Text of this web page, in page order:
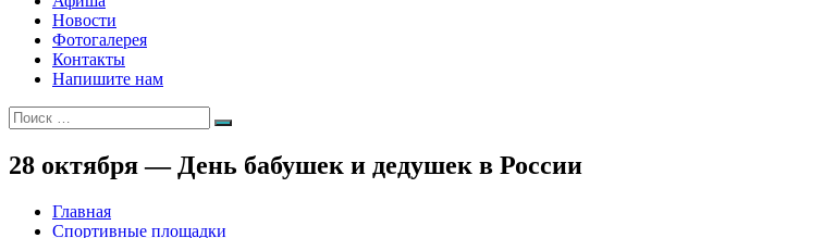
Новости
Фотогалерея
Контакты
Напишите нам
Искать:
Поиск
28 октября — День бабушек и дедушек в России
Главная
Спортивные площадки